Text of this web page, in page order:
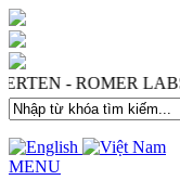
- ROMER
MENU